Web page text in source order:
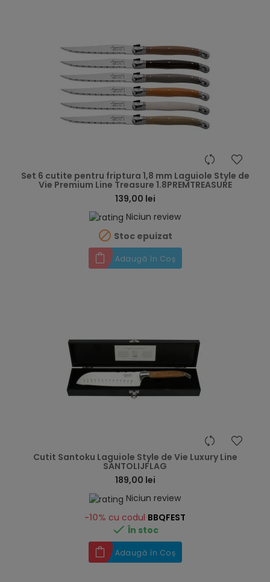
Set 6 cutite pentru friptura 1,8 mm Laguiole Style de
Vie Premium Line Treasure 1.8PREMTREASURE
139,00 lei
Niciun review
 Stoc epuizat
Adaugă în Coș
Cutit Santoku Laguiole Style de Vie Luxury Line
SANTOLIJFLAG
189,00 lei
Niciun review
-10% cu codul BBQFEST
 În stoc
Adaugă în Coș